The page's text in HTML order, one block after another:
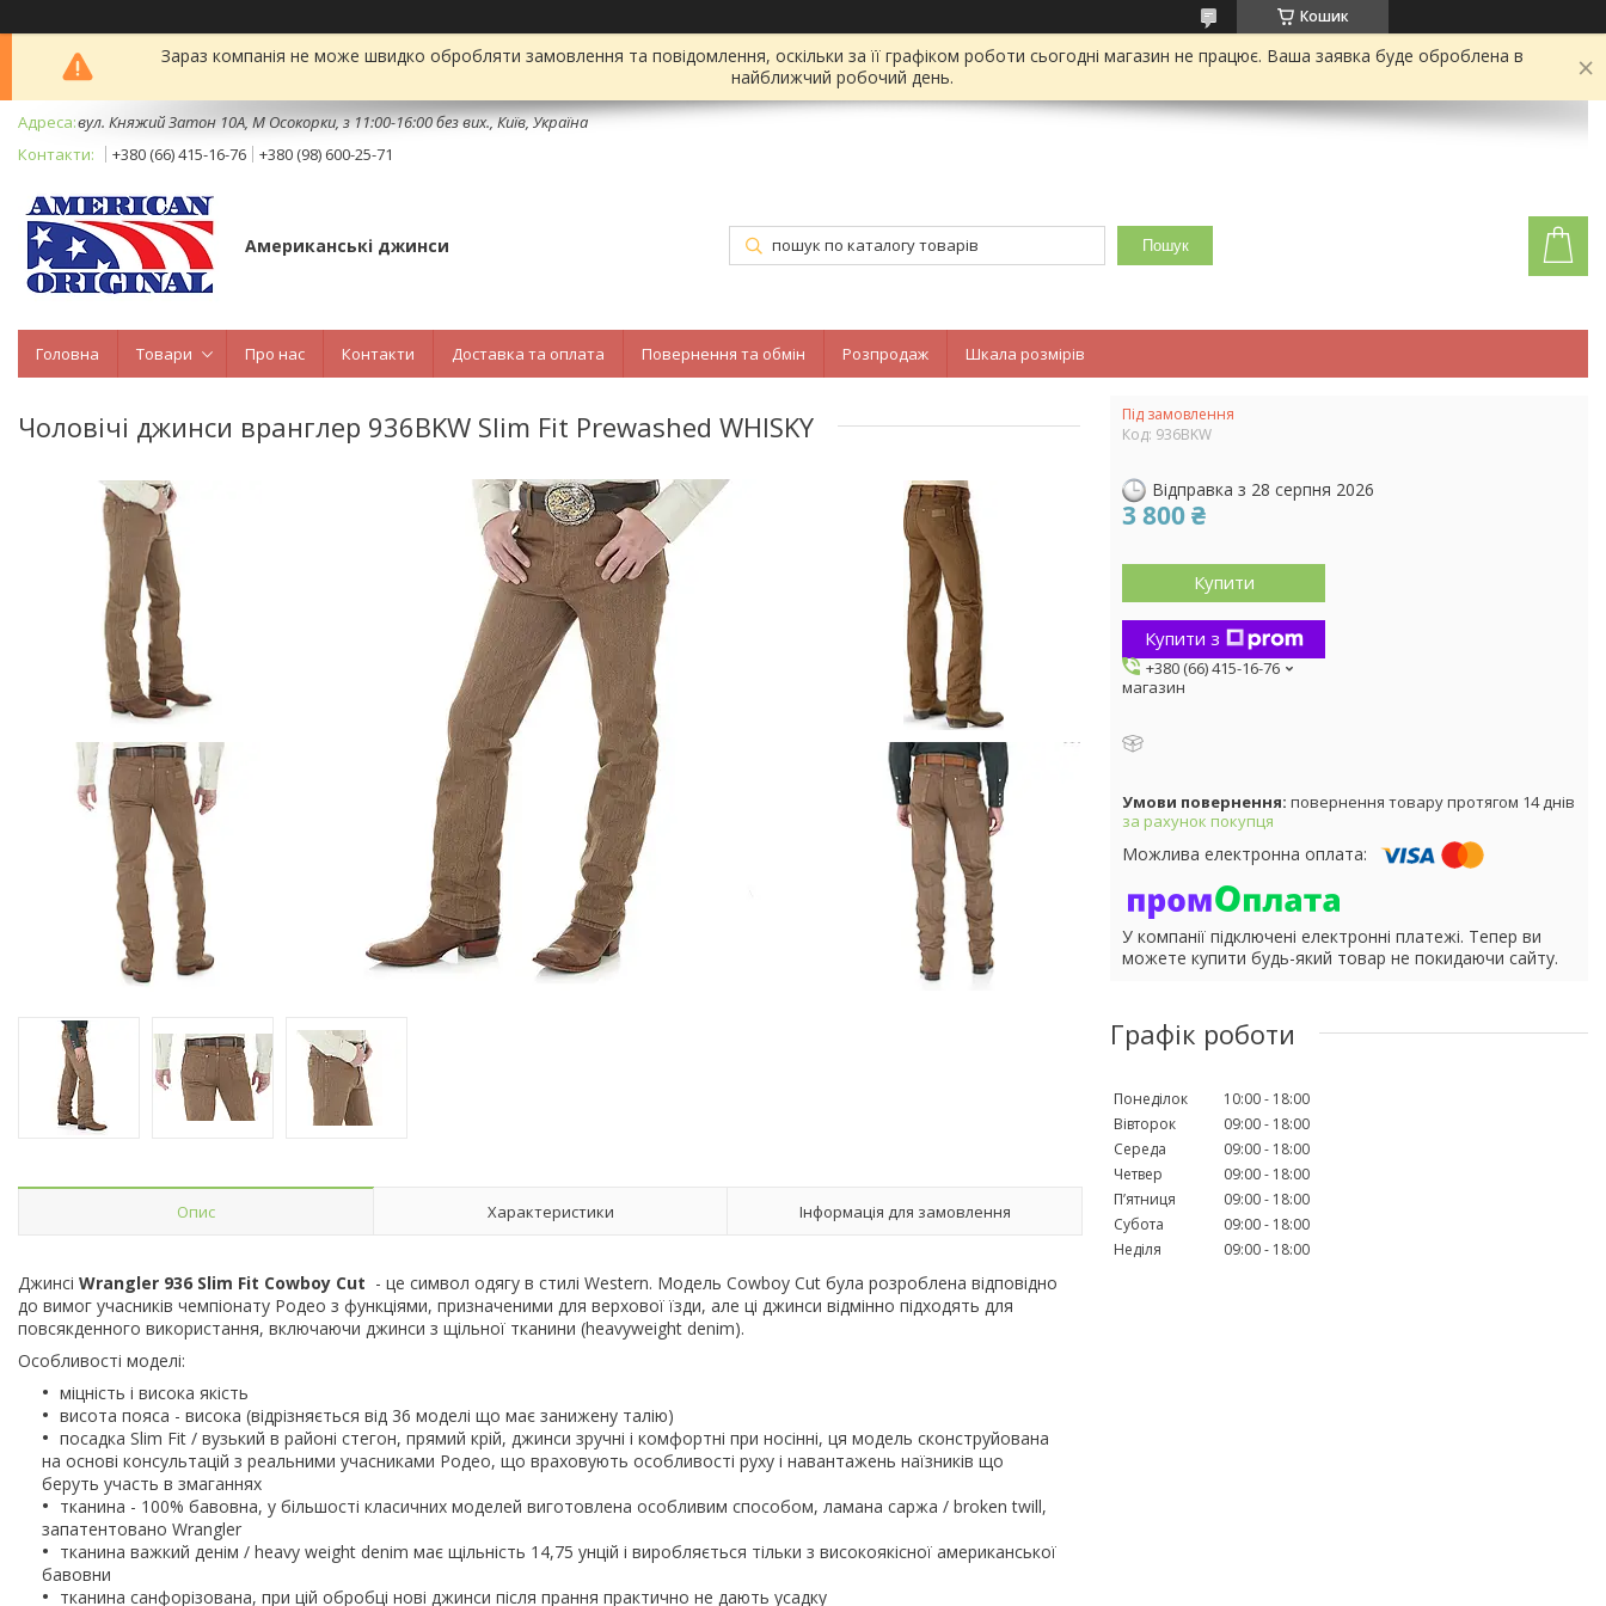
Кошик
Зараз компанія не може швидко обробляти замовлення та повідомлення, оскільки за її графіком роботи сьогодні магазин не працює. Ваша заявка буде оброблена в
найближчий робочий день.
вул. Княжий Затон 10А, М Осокорки, з 11:00-16:00 без вих., Київ, Україна
+380 (66) 415-16-76
+380 (98) 600-25-71
Американські джинси Пошук
Головна Товари Про нас Контакти Доставка та оплата Повернення та обмін Розпродаж Шкала розмірів
Чоловічі джинси вранглер 936BKW Slim Fit Prewashed WHISKY
Опис Характеристики Інформація для замовлення
Джинсі Wrangler 936 Slim Fit Cowboy Cut - це символ одягу в стилі Western. Модель Cowboy Cut була розроблена відповідно
до вимог учасників чемпіонату Родео з функціями, призначеними для верхової їзди, але ці джинси відмінно підходять для
повсякденного використання, включаючи джинси з щільної тканини (heavyweight denim).
Особливості моделі:
міцність і висока якість
висота пояса - висока (відрізняється від 36 моделі що має занижену талію)
посадка Slim Fit / вузький в районі стегон, прямий крій, джинси зручні і комфортні при носінні, ця модель сконструйована
на основі консультацій з реальними учасниками Родео, що враховують особливості руху і навантажень наїзників що
беруть участь в змаганнях
тканина - 100% бавовна, у більшості класичних моделей виготовлена особливим способом, ламана саржа / broken twill,
запатентовано Wrangler
тканина важкий денім / heavy weight denim має щільність 14,75 унцій і виробляється тільки з високоякісної американської
бавовни
тканина санфорізована, при цій обробці нові джинси після прання практично не дають усадку
Під замовлення
Код: 936BKW
Відправка з 28 серпня 2026
3 800 ₴
Купити
Купити з
+380 (66) 415-16-76
магазин
повернення товару протягом 14 днів
за рахунок покупця
У компанії підключені електронні платежі. Тепер ви
можете купити будь-який товар не покидаючи сайту.
Графік роботи
Понеділок 10:00
18:00
Вівторок
09:00
18:00
Середа
09:00
18:00
Четвер
09:00
18:00
Пʼятниця
09:00
18:00
Субота
09:00
18:00
Неділя
09:00 18:00